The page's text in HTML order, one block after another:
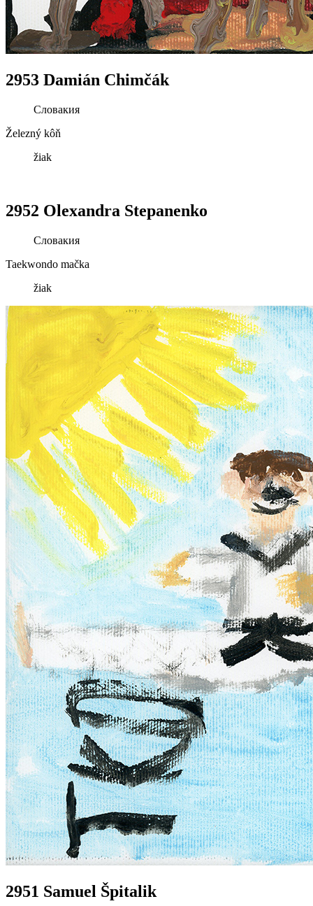
2953 Damián Chimčák
Словакия
Železný kôň
žiak
2952 Olexandra Stepanenko
Словакия
Taekwondo mačka
žiak
2951 Samuel Špitalik